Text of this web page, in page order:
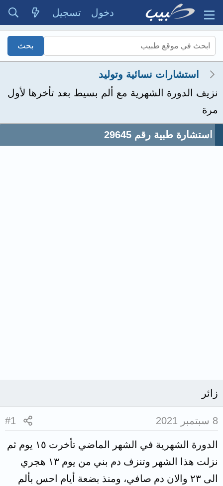
دخول تسجيل
استشارات نسائية وتوليد
نزيف الدورة الشهرية مع ألم بسيط بعد تأخرها لأول
مرة
استشارة طبية رقم 29645
زائر
8 سبتمبر 2021 #1
الدورة الشهرية في الشهر الماضي تأخرت ١٥ يوم ثم
نزلت هذا الشهر وتنزف دم بني من يوم ١٣ هجري
الى ٢٣ والان دم صافي، ومنذ بضعة أيام احس بألم